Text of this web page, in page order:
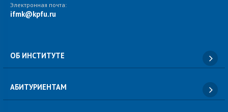
Электронная почта:
ifmk@kpfu.ru
ОБ ИНСТИТУТЕ
АБИТУРИЕНТАМ